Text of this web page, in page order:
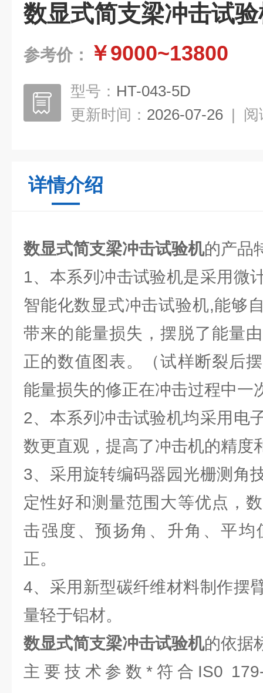
数显式简支梁冲击试
参考价： ￥9000~13800
型号： HT-043-5D
更新时间： 2026-07-26 | 阅
详情介绍
数显式简支梁冲击试验机的产品
1、本系列冲击试验机是采用微
智能化数显式冲击试验机,能够
带来的能量损失，摆脱了能量
正的数值图表。（试样断裂后
能量损失的修正在冲击过程中一
2、本系列冲击试验机均采用电
数更直观，提高了冲击机的精度
3、采用旋转编码器园光栅测角
定性好和测量范围大等优点，
击强度、预扬角、升角、平均
正。
4、采用新型碳纤维材料制作摆
量轻于铝材。
数显式简支梁冲击试验机的依据
主要技术参数*符合IS0